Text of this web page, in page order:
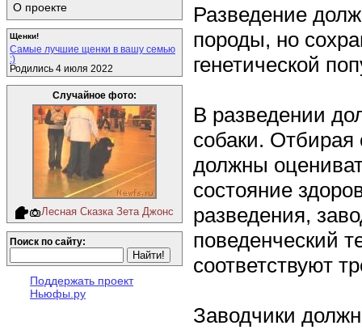
О проекте
Щенки!
Самые лучшие щенки в вашу семью
:)
Родились 4 июля 2022
Случайное фото:
Лесная Сказка Зета Джонс
Поиск по сайту:
Поддержать проект
Ньюфы.ру
Разведение
породы, но
генетической
В разведении
собаки. Отбирая
должны
состояние
разведения,
поведенческий
соответствуют
Заводчики